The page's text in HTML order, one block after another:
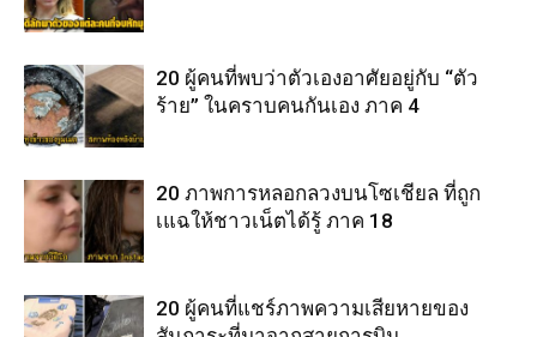
20 ผู้คนที่พบว่าตัวเองอาศัยอยู่กับ “ตัว
ร้าย” ในคราบคนกันเอง ภาค 4
20 ภาพการหลอกลวงบนโซเชียล ที่ถูก
เแฉให้ชาวเน็ตได้รู้ ภาค 18
20 ผู้คนที่แชร์ภาพความเสียหายของ